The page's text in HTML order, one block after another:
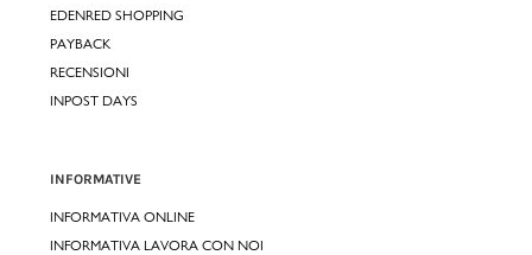
EDENRED SHOPPING
PAYBACK
RECENSIONI
INPOST DAYS
INFORMATIVE
INFORMATIVA ONLINE
INFORMATIVA LAVORA CON NOI